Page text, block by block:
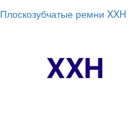
Плоскозубчатые ремни XXH